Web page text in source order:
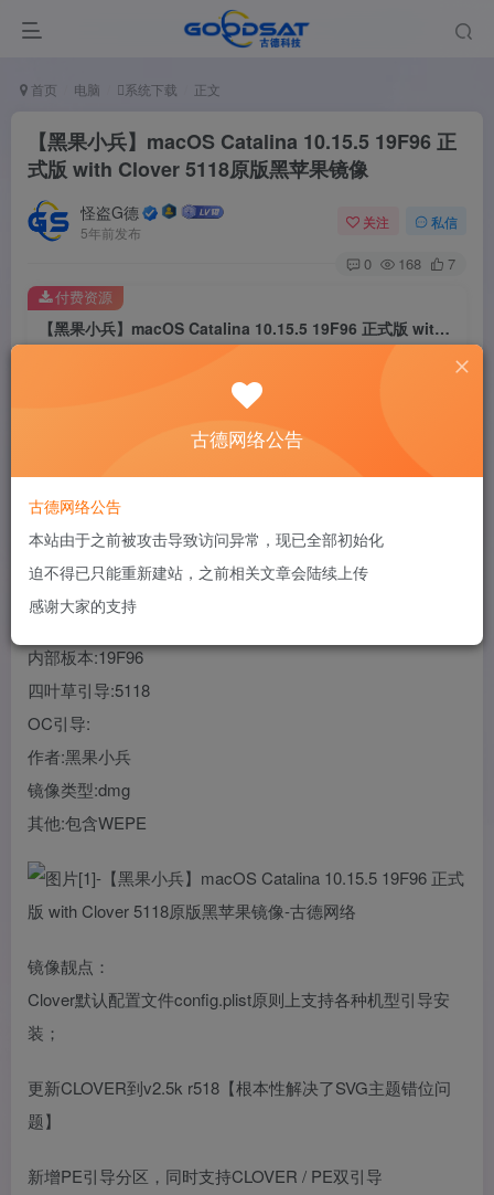
首页 电脑 系统下载 正文
【黑果小兵】macOS Catalina 10.15.5 19F96 正
式版 with Clover 5118原版黑苹果镜像
怪盗G德
5年前发布
关注 私信
0 168 7
【黑果小兵】macOS Catalina 10.15.5 19F96 正式版 with Clover 5118原版黑苹果镜像
￥2
免费
付费资源
内部板本:19F96
四叶草引导:5118
OC引导:
作者:黑果小兵
镜像类型:dmg
其他:包含WEPE
镜像靓点：
Clover默认配置文件config.plist原则上支持各种机型引导安
装；
更新CLOVER到v2.5k r518【根本性解决了SVG主题错位问
题】
新增PE引导分区，同时支持CLOVER / PE双引导
古德网络公告
古德网络公告
本站由于之前被攻击导致访问异常，现已全部初始化
迫不得已只能重新建站，之前相关文章会陆续上传
感谢大家的支持